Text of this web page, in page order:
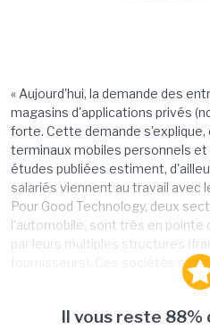
« Aujourd'hui, la demande des
magasins d'applications privés
forte. Cette demande s'explique,
terminaux mobiles personnels
études publiées estiment,
salariés viennent au travail avec
Pour Good Technology, deux
l'automobile, sont très en pointe
par leurs multiples structures
fournisseurs). Ces sociétés
Il vous reste